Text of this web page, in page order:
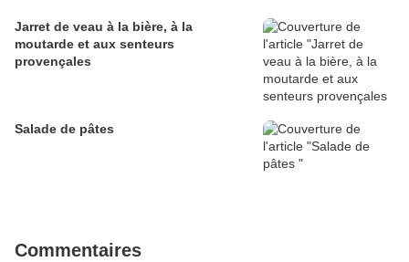
Jarret de veau à la bière, à la
moutarde et aux senteurs
provençales
Salade de pâtes
Commentaires